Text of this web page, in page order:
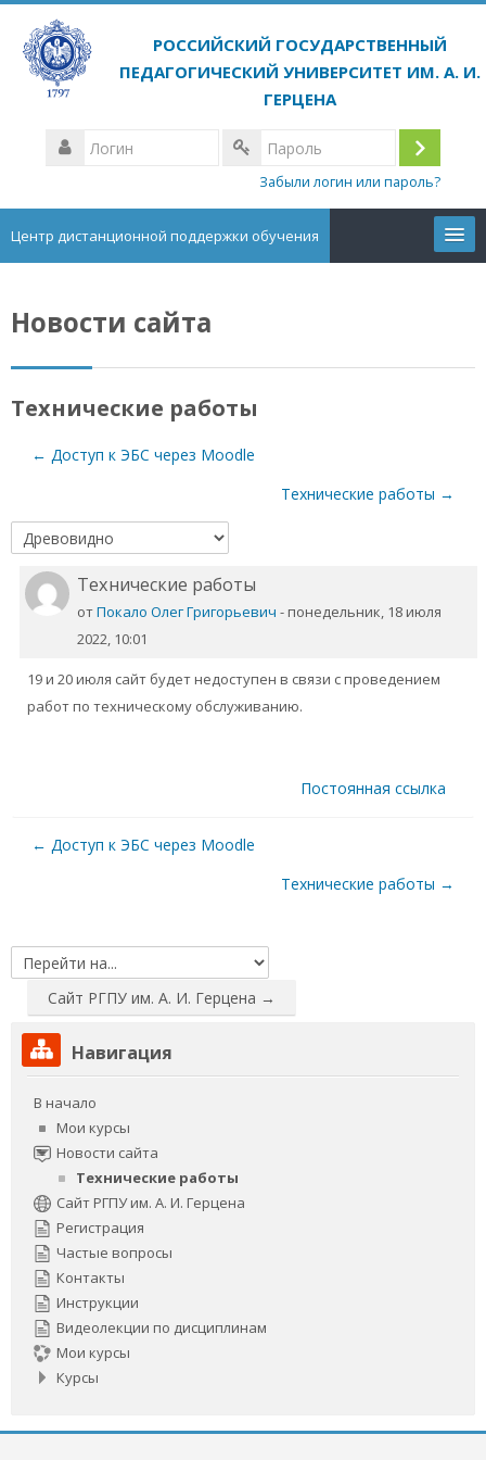
основному
содержанию
Логин
Вход
Забыли логин или пароль?
Центр дистанционной поддержки обучения
курса
Новости сайта
Технические работы
← Доступ к ЭБС через Moodle
Технические работы →
Технические работы
отПокало Олег Григорьевич - понедельник, 18 июля
2022, 10:01
Количество
ответов:
0
19 и 20 июля сайт будет недоступен в связи с проведением
работ по техническому обслуживанию.
Постоянная ссылка
← Доступ к ЭБС через Moodle
Технические работы →
Перейти
Сайт РГПУ им. А. И. Герцена →
Пропустить
НавигацияНавигация
В начало
Мои курсы
Новости сайта
Технические работы
Сайт РГПУ им. А. И. Герцена
Регистрация
Частые вопросы
Контакты
Инструкции
Видеолекции по дисциплинам
Мои курсы
Курсы